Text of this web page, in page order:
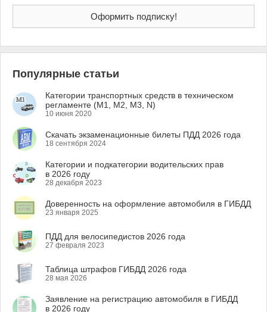
Популярные статьи
Категории транспортных средств в техническом
регламенте (M1, M2, M3, N)
10 июня 2020
Скачать экзаменационные билеты ПДД 2026 года
18 сентября 2024
Категории и подкатегории водительских прав
в 2026 году
28 декабря 2023
Доверенность на оформление автомобиля в ГИБДД
23 января 2025
ПДД для велосипедистов 2026 года
27 февраля 2023
Таблица штрафов ГИБДД 2026 года
28 мая 2026
Заявление на регистрацию автомобиля в ГИБДД
в 2026 году